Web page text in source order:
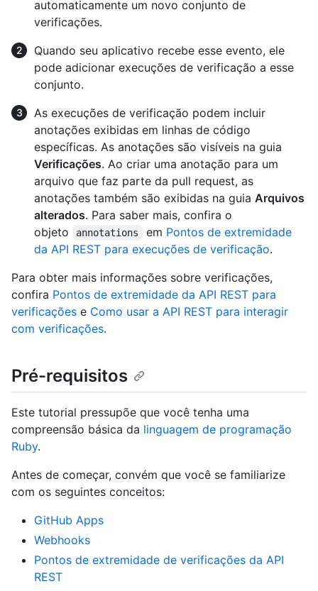
automaticamente um novo conjunto de
verificações.
Quando seu aplicativo recebe esse evento, ele
pode adicionar execuções de verificação a esse
conjunto.
As execuções de verificação podem incluir
anotações exibidas em linhas de código
específicas. As anotações são visíveis na guia
Verificações. Ao criar uma anotação para um
arquivo que faz parte da pull request, as
anotações também são exibidas na guia Arquivos
alterados. Para saber mais, confira o
objeto
annotations em Pontos de extremidade
da API REST para execuções de verificação.
Para obter mais informações sobre verificações,
confira Pontos de extremidade da API REST para
verificações e Como usar a API REST para interagir
com verificações.
Pré-requisitos
Este tutorial pressupõe que você tenha uma
compreensão básica da linguagem de programação
Ruby.
Antes de começar, convém que você se familiarize
com os seguintes conceitos:
GitHub Apps
Webhooks
Pontos de extremidade de verificações da API
REST